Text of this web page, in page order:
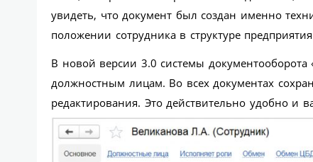
увидеть, что документ был создан именно
положении сотрудника в структуре
В новой версии 3.0 системы
должностным лицам. Во всех документах
редактирования. Это действительно удобно и